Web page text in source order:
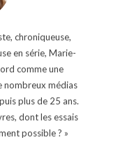
chroniqueuse,
en série, Marie-
comme une
nombreux médias
plus de 25 ans.
dont les essais
possible ? »